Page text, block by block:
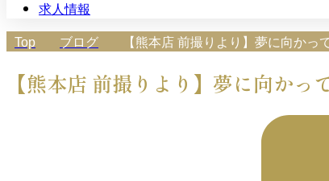
求人情報
Top ブログ 【熊本店 前撮りより】夢に向かっ
【熊本店 前撮りより】夢に向かっ